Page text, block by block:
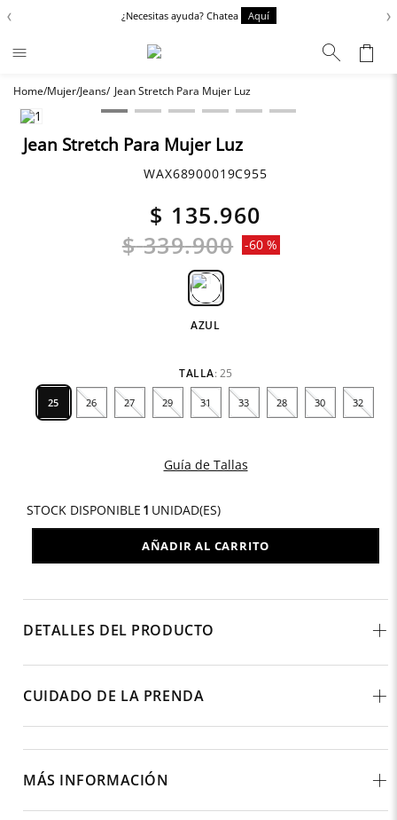
‹ ¿Necesitas ayuda? Chatea Aquí ›
Mujer Jeans Jean Stretch Para Mujer Luz
Jean Stretch Para Mujer Luz
WAX68900019C955
$ 135.960
$ 339.900 -60 %
AZUL
TALLA: 25
25 26 27 28
29 30
31 32
33
Guía de Tallas
STOCK DISPONIBLE 1 UNIDAD(ES)
AÑADIR AL CARRITO
DETALLES DEL PRODUCTO
CUIDADO DE LA PRENDA
MÁS INFORMACIÓN
Términos más buscados
1.
2.